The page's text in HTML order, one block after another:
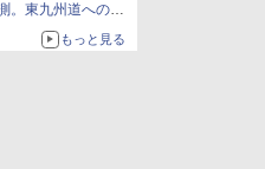
。東九州道への迂
もっと見る